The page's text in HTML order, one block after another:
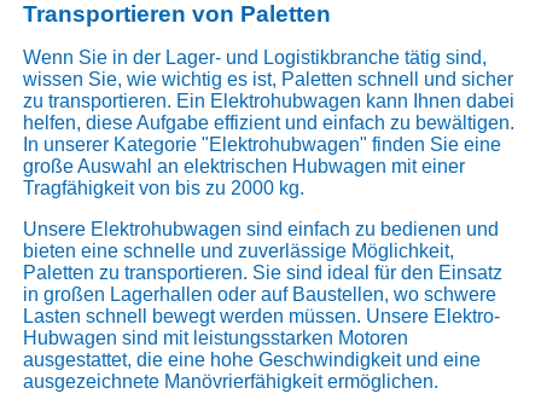
Transportieren von Paletten
Wenn Sie in der Lager- und Logistikbranche tätig sind,
wissen Sie, wie wichtig es ist, Paletten schnell und sicher
zu transportieren. Ein Elektrohubwagen kann Ihnen dabei
helfen, diese Aufgabe effizient und einfach zu bewältigen.
In unserer Kategorie "Elektrohubwagen" finden Sie eine
große Auswahl an elektrischen Hubwagen mit einer
Tragfähigkeit von bis zu 2000 kg.
Unsere Elektrohubwagen sind einfach zu bedienen und
bieten eine schnelle und zuverlässige Möglichkeit,
Paletten zu transportieren. Sie sind ideal für den Einsatz
in großen Lagerhallen oder auf Baustellen, wo schwere
Lasten schnell bewegt werden müssen. Unsere Elektro-
Hubwagen sind mit leistungsstarken Motoren
ausgestattet, die eine hohe Geschwindigkeit und eine
ausgezeichnete Manövrierfähigkeit ermöglichen.